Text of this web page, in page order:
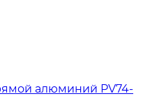
алюминий PV74-